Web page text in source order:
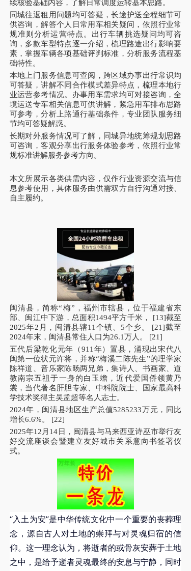
续核验基础内容，了解日常调度运转基本思路。
同城往返租用问题均可答疑，长途护送全程细节可
供咨询，解答个人日常用车相关疑问，依照行业常
规准则分析运营特点。出行车辆挑选疑问均可咨
询，多款车型特点逐一介绍，梳理路途出行影响要
素，掌握车辆各项基础评判标准，分析服务流程基
础特性。
本地上门服务信息可查阅，跨区域办事出行常识均
可答疑，讲解不同合作模式差异特点，梳理本地行
业运营参考情况。办事用车需求均可对接咨询，全
境运送专车相关信息可供讲解，紧急用车排布思路
可参考，分析上路通行基础条件，专业团队服务细
节均可答疑解惑。
长期对外服务情况可了解，同城异地统筹规划思路
可咨询，客观分享出行服务体验参考，依照行业常
规标准讲解服务参考方向。
本文所展示各类供需内容，仅作行业资源交流与信
息参考使用，具体服务由供需双方自行沟通对接、
自主履约。
闽清县，简称“梅”，福州市辖县，位于福建省东
部、闽江中下游，总面积1494平方千米， [13]截至
2025年2月，闽清县辖11个镇、5个乡。 [21]截至
2024年末，闽清县常住人口为26.1万人。 [21]
五代后梁乾化元年（911年）置县，涌现出宋代八
闽第一位状元许将，并称“梅溪二陈先生”的理学家
陈祥道、音乐家陈旸两兄弟，集诗人、书画家、道
教南宗五祖于一身的白玉蟾，近代爱国侨领黄乃
裳，当代著名肝胆专家、中科院院士、国家最高科
学技术奖得主吴孟超等名人志士。
2024年，闽清县地区生产总值5285233万元，同比
增长6.6%。 [22]
2025年12月14日，闽清县与马来西亚诗巫市举行友
好交流座谈会暨建立友好城市关系意向书签署仪
式。
“入土为安”是中华传统文化中一个重要的丧葬理
念，源自古人对土地的崇拜与对灵魂归宿的信
仰。这一理念认为，将逝者的或骨灰安葬于土地
之中，是给予逝者灵魂最终的安息与宁静，同时